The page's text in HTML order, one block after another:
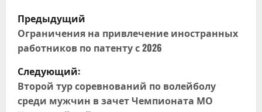
Н
а
в
и
Предыдущий
Ограничения на привлечение иностранных
работников по патенту с 2026
Следующий:
Второй тур соревнований по волейболу
среди мужчин в зачет Чемпионата МО